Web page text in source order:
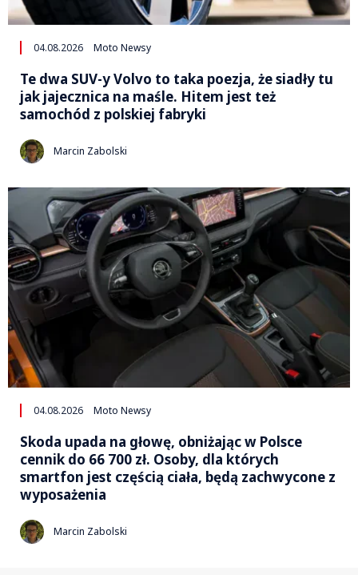
04.08.2026 Moto Newsy
Te dwa SUV-y Volvo to taka poezja, że siadły tu
jak jajecznica na maśle. Hitem jest też
samochód z polskiej fabryki
Marcin Zabolski
04.08.2026 Moto Newsy
Skoda upada na głowę, obniżając w Polsce
cennik do 66 700 zł. Osoby, dla których
smartfon jest częścią ciała, będą zachwycone z
wyposażenia
Marcin Zabolski